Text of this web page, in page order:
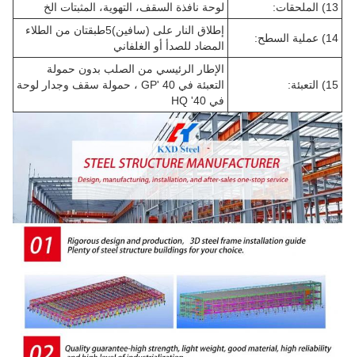
13) الملحقات: لوحة نافذة السقف، التهوية، المثبتات الخ
14) عملية السطح:
إطلاق النار على (سافين)5طبقتان من الطلاء
المضاد للصدأ أو الغلفاني
15) التعبئة:
الإطار الرئيسي من الصلب بدون حمولة
التعبئة في 40 'GP ، حمولة سقف وجدار لوحة
في 40' HQ